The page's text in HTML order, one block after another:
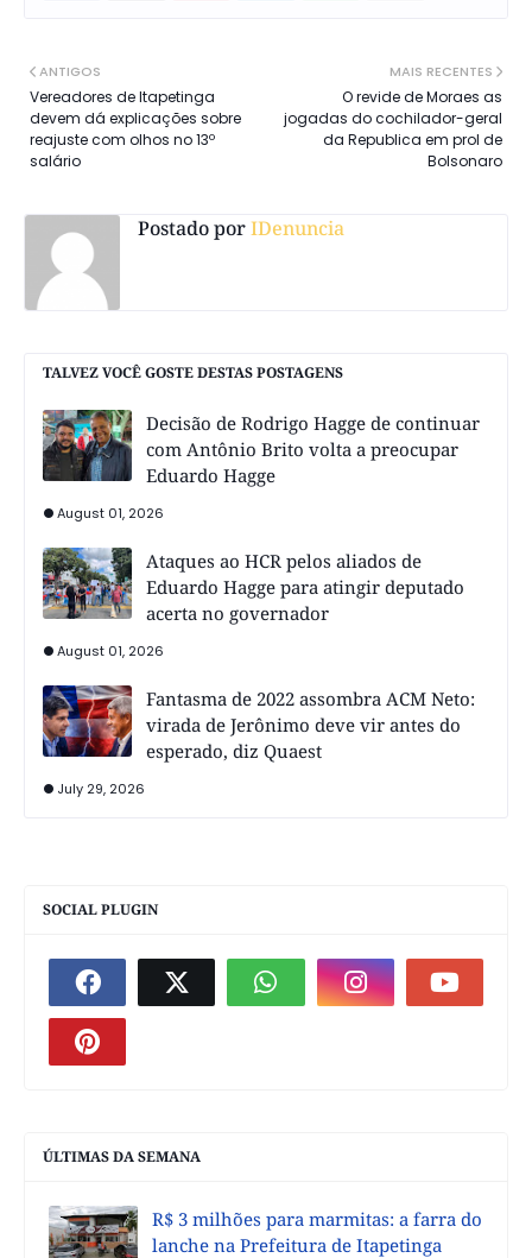
MAIS RECENTES
O revide de Moraes as
jogadas do cochilador-geral
da Republica em prol de
Bolsonaro
ANTIGOS
Vereadores de Itapetinga
devem dá explicações sobre
reajuste com olhos no 13º
salário
Postado porIDenuncia
TALVEZ VOCÊ GOSTE DESTAS POSTAGENS
Decisão de Rodrigo Hagge de continuar
com Antônio Brito volta a preocupar
Eduardo Hagge
August 01, 2026
Ataques ao HCR pelos aliados de
Eduardo Hagge para atingir deputado
acerta no governador
August 01, 2026
Fantasma de 2022 assombra ACM Neto:
virada de Jerônimo deve vir antes do
esperado, diz Quaest
July 29, 2026
SOCIAL PLUGIN
ÚLTIMAS DA SEMANA
R$ 3 milhões para marmitas: a farra do
lanche na Prefeitura de Itapetinga